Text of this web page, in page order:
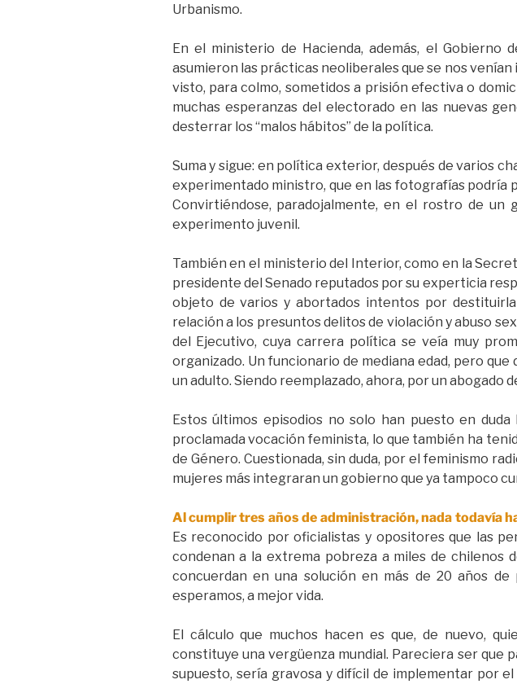
Urbanismo.
En el ministerio de Hacienda, además, el Gobierno
asumieron las prácticas neoliberales que se nos
visto, para colmo, sometidos a prisión efectiva o
muchas esperanzas del electorado en las nuevas
desterrar los “malos hábitos” de la política.
Suma y sigue: en política exterior, después de varios
experimentado ministro, que en las fotografías podría
Convirtiéndose, paradojalmente, en el rostro de un
experimento juvenil.
También en el ministerio del Interior, como en la
presidente del Senado reputados por su experticia
objeto de varios y abortados intentos por
relación a los presuntos delitos de violación y abuso
del Ejecutivo, cuya carrera política se veía muy
organizado. Un funcionario de mediana edad, pero
un adulto. Siendo reemplazado, ahora, por un abogado
Estos últimos episodios no solo han puesto en
proclamada vocación feminista, lo que también ha
de Género. Cuestionada, sin duda, por el feminismo
mujeres más integraran un gobierno que ya tampoco
Al cumplir tres años de administración, nada todavía
Es reconocido por oficialistas y opositores que las
condenan a la extrema pobreza a miles de chilenos
concuerdan en una solución en más de 20 años
esperamos, a mejor vida.
El cálculo que muchos hacen es que, de nuevo,
constituye una vergüenza mundial. Pareciera ser que
supuesto, sería gravosa y difícil de implementar por